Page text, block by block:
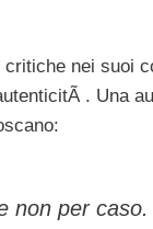
nei suoi
. Una
non per